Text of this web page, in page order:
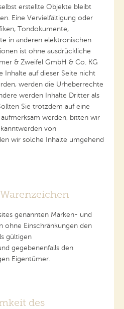
erstellte Objekte bleibt
Eine Vervielfältigung oder
Tondokumente,
in anderen elektronischen
ist ohne ausdrückliche
& Zweifel GmbH & Co. KG
Inhalte auf dieser Seite nicht
werden die Urheberrechte
werden Inhalte Dritter als
Sie trotzdem auf eine
werden, bitten wir
von
wir solche Inhalte umgehend
genannten Marken- und
ohne Einschränkungen den
gültigen
gegebenenfalls den
Eigentümer.
des